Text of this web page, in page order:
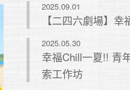
2025.09.01
【二四六劇場】
2025.05.30
幸福Chill一夏!! 青
索工作坊